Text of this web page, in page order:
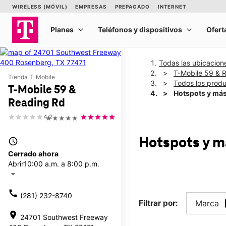
Tienda T-Mobile
T-Mobile 59 &
Reading Rd
★★★★★
4.2
access_time
Cerrado ahora
Abrir10:00 a.m. a 8:00 p.m.
arrow_drop_down
call (281) 232-8740
location_on 24701 Southwest Freeway
Todas las
T-Mobile 59 &
Todos los
Hotspots y
Hotspots y
Filtrar por: Marca